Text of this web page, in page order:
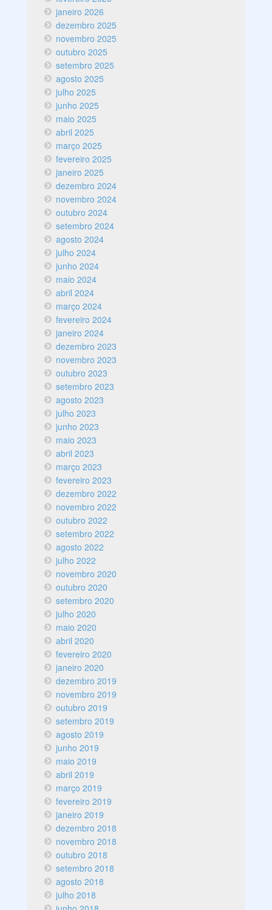
janeiro 2026
dezembro 2025
novembro 2025
outubro 2025
setembro 2025
agosto 2025
julho 2025
junho 2025
maio 2025
abril 2025
março 2025
fevereiro 2025
janeiro 2025
dezembro 2024
novembro 2024
outubro 2024
setembro 2024
agosto 2024
julho 2024
junho 2024
maio 2024
abril 2024
março 2024
fevereiro 2024
janeiro 2024
dezembro 2023
novembro 2023
outubro 2023
setembro 2023
agosto 2023
julho 2023
junho 2023
maio 2023
abril 2023
março 2023
fevereiro 2023
dezembro 2022
novembro 2022
outubro 2022
setembro 2022
agosto 2022
julho 2022
novembro 2020
outubro 2020
setembro 2020
julho 2020
maio 2020
abril 2020
fevereiro 2020
janeiro 2020
dezembro 2019
novembro 2019
outubro 2019
setembro 2019
agosto 2019
junho 2019
maio 2019
abril 2019
março 2019
fevereiro 2019
janeiro 2019
dezembro 2018
novembro 2018
outubro 2018
setembro 2018
agosto 2018
julho 2018